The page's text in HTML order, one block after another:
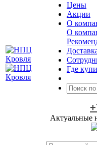
Цены
Акции
О
О
Где
Актуальные